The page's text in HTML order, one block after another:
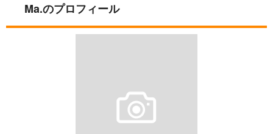
Ma.のプロフィール